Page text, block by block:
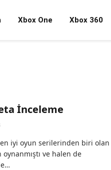
Xbox One Xbox 360
İnceleme
iyi oyun serilerinden biri olan
ve halen de